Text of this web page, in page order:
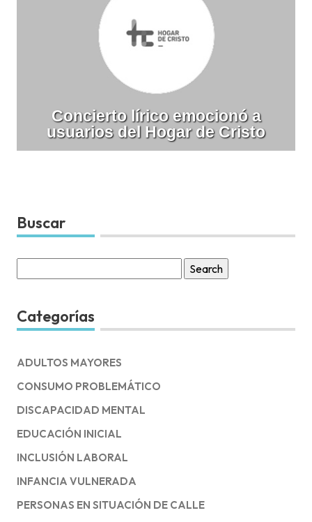
Concierto lírico emocionó a
usuarios del Hogar de Cristo
Buscar
for:
Categorías
ADULTOS MAYORES
CONSUMO PROBLEMÁTICO
DISCAPACIDAD MENTAL
EDUCACIÓN INICIAL
INCLUSIÓN LABORAL
INFANCIA VULNERADA
PERSONAS EN SITUACIÓN DE CALLE